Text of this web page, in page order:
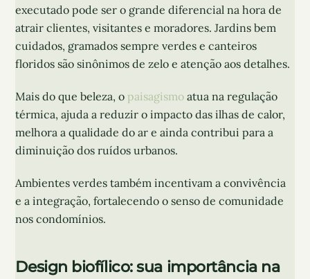
executado pode ser o grande diferencial na hora de
atrair clientes, visitantes e moradores. Jardins bem
cuidados, gramados sempre verdes e canteiros
floridos são sinônimos de zelo e atenção aos detalhes.
Mais do que beleza, o paisagismo atua na regulação
térmica, ajuda a reduzir o impacto das ilhas de calor,
melhora a qualidade do ar e ainda contribui para a
diminuição dos ruídos urbanos.
Ambientes verdes também incentivam a convivência
e a integração, fortalecendo o senso de comunidade
nos condomínios.
Design biofílico: sua importância na